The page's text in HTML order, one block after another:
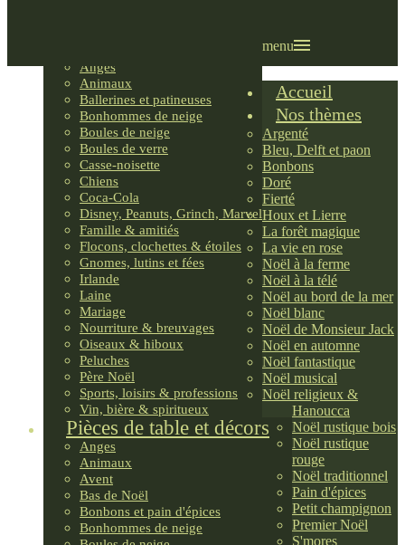
Anges
Animaux
Ballerines et patineuses
Bonhommes de neige
Boules de neige
Boules de verre
Casse-noisette
Chiens
Coca-Cola
Disney, Peanuts, Grinch, Marvel
Famille & amitiés
Flocons, clochettes & étoiles
Gnomes, lutins et fées
Irlande
Laine
Mariage
Nourriture & breuvages
Oiseaux & hiboux
Peluches
Père Noël
Sports, loisirs & professions
Vin, bière & spiritueux
Pièces de table et décors
Anges
Animaux
Avent
Bas de Noël
Bonbons et pain d'épices
Bonhommes de neige
menu
Accueil
Nos thèmes
Argenté
Bleu, Delft et paon
Bonbons
Doré
Fierté
Houx et Lierre
La forêt magique
La vie en rose
Noël à la ferme
Noël à la télé
Noël au bord de la mer
Noël blanc
Noël de Monsieur Jack
Noël en automne
Noël fantastique
Noël musical
Noël religieux &
Hanoucca
Noël rustique bois
Noël rustique
rouge
Noël traditionnel
Pain d'épices
Petit champignon
Premier Noël
S'mores